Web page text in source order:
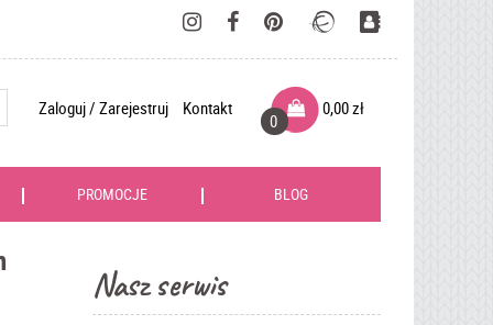
Zaloguj / Zarejestruj Kontakt
0
0,00zł
PROMOCJE BLOG
Nasz serwis